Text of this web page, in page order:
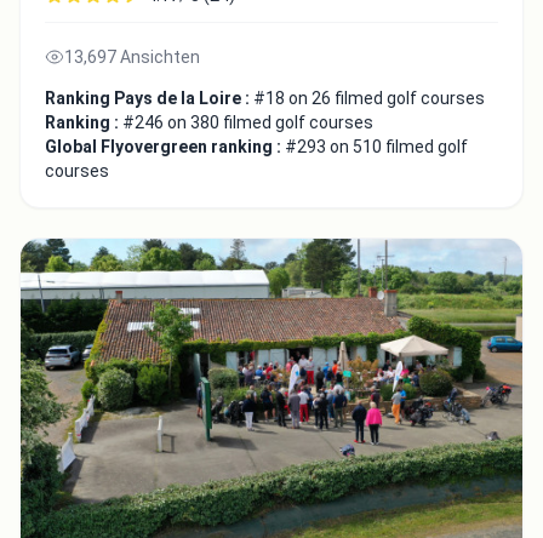
13,697 Ansichten
Ranking Pays de la Loire : #18 on 26 filmed golf courses
Ranking : #246 on 380 filmed golf courses
Global Flyovergreen ranking : #293 on 510 filmed golf
courses